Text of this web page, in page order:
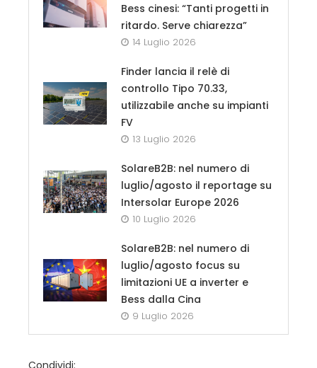
Bess cinesi: “Tanti progetti in
ritardo. Serve chiarezza”
14 Luglio 2026
Finder lancia il relè di
controllo Tipo 70.33,
utilizzabile anche su impianti
FV
13 Luglio 2026
SolareB2B: nel numero di
luglio/agosto il reportage su
Intersolar Europe 2026
10 Luglio 2026
SolareB2B: nel numero di
luglio/agosto focus su
limitazioni UE a inverter e
Bess dalla Cina
9 Luglio 2026
Condividi: